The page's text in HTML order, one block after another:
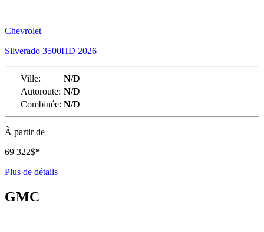
Chevrolet
Silverado 3500HD 2026
Ville:
N/D
Autoroute: N/D
Combinée: N/D
À partir de
69 322$*
Plus de détails
GMC